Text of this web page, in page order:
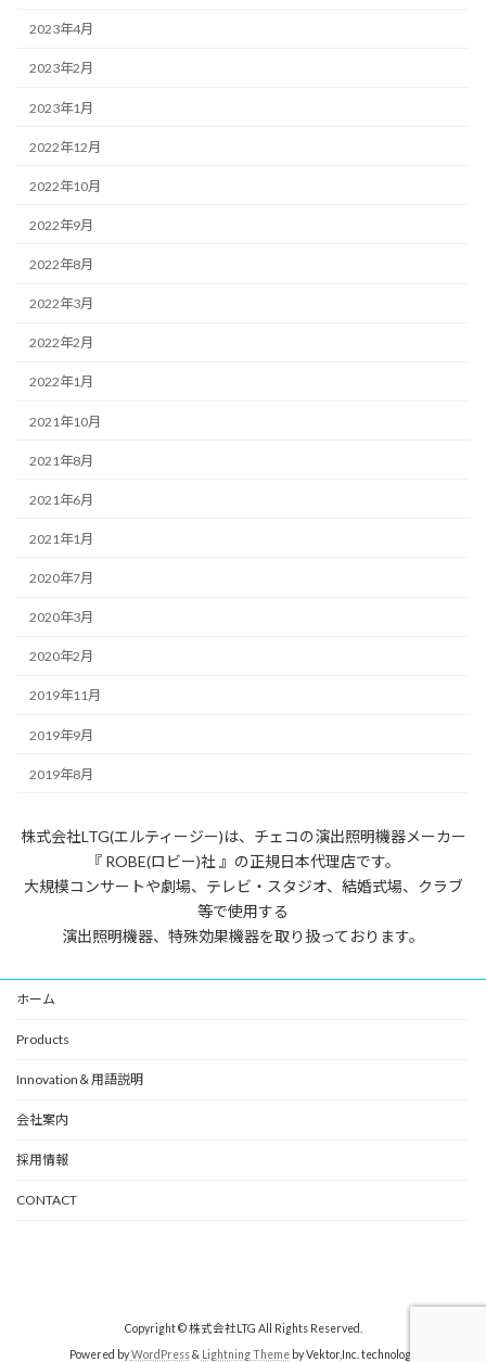
2023年4月
2023年2月
2023年1月
2022年12月
2022年10月
2022年9月
2022年8月
2022年3月
2022年2月
2022年1月
2021年10月
2021年8月
2021年6月
2021年1月
2020年7月
2020年3月
2020年2月
2019年11月
2019年9月
2019年8月
株式会社LTG(エルティージー)は、チェコの演出照明機器メーカー
『 ROBE(ロビー)社 』の正規日本代理店です。
大規模コンサートや劇場、テレビ・スタジオ、結婚式場、クラブ
等で使用する
演出照明機器、特殊効果機器を取り扱っております。
ホーム
Products
Innovation＆用語説明
会社案内
採用情報
CONTACT
Copyright © 株式会社LTG All Rights Reserved.
Powered byWordPress& Lightning Themeby Vektor,Inc. technology.